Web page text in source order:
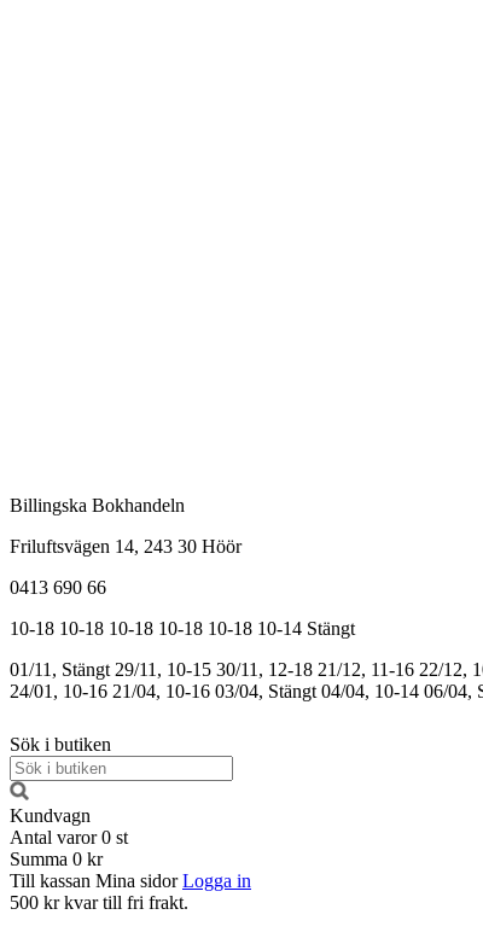
Billingska Bokhandeln
Friluftsvägen 14, 243 30 Höör
0413 690 66
10-18 10-18 10-18 10-18 10-18 10-14 Stängt
01/11, Stängt 29/11, 10-15 30/11, 12-18 21/12, 11-16 22/12,
24/01, 10-16 21/04, 10-16 03/04, Stängt 04/04, 10-14 06/04,
Sök i butiken
Kundvagn
Antal varor 0 st
Summa 0 kr
Till kassan Mina sidor Logga in
500 kr kvar till fri frakt.